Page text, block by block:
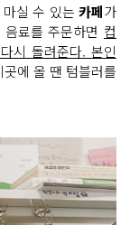
실 수 있는 카페가
료를 주문하면 컵
시 돌려준다. 본인
에 올 땐 텀블러를